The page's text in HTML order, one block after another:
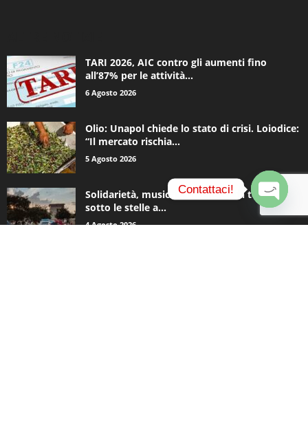
TARI 2026, AIC contro gli aumenti fino
all’87% per le attività...
6 Agosto 2026
Olio: Unapol chiede lo stato di crisi. Loiodice:
“Il mercato rischia...
5 Agosto 2026
Solidarietà, musica e una notte in tenda
sotto le stelle a...
4 Agosto 2026
Contattaci!
O